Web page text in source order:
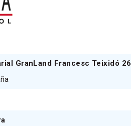
GranLand Francesc Teixidó 26